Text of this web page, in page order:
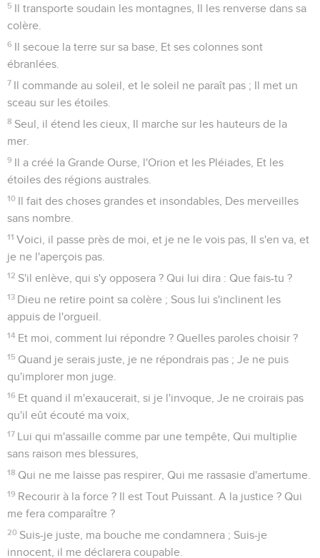
5 Il transporte soudain les montagnes, Il les renverse dans sa
colère.
6 Il secoue la terre sur sa base, Et ses colonnes sont
ébranlées.
7 Il commande au soleil, et le soleil ne paraît pas ; Il met un
sceau sur les étoiles.
8 Seul, il étend les cieux, Il marche sur les hauteurs de la
mer.
9 Il a créé la Grande Ourse, l'Orion et les Pléiades, Et les
étoiles des régions australes.
10 Il fait des choses grandes et insondables, Des merveilles
sans nombre.
11 Voici, il passe près de moi, et je ne le vois pas, Il s'en va, et
je ne l'aperçois pas.
12 S'il enlève, qui s'y opposera ? Qui lui dira : Que fais-tu ?
13 Dieu ne retire point sa colère ; Sous lui s'inclinent les
appuis de l'orgueil.
14 Et moi, comment lui répondre ? Quelles paroles choisir ?
15 Quand je serais juste, je ne répondrais pas ; Je ne puis
qu'implorer mon juge.
16 Et quand il m'exaucerait, si je l'invoque, Je ne croirais pas
qu'il eût écouté ma voix,
17 Lui qui m'assaille comme par une tempête, Qui multiplie
sans raison mes blessures,
18 Qui ne me laisse pas respirer, Qui me rassasie d'amertume.
19 Recourir à la force ? Il est Tout Puissant. A la justice ? Qui
me fera comparaître ?
20 Suis-je juste, ma bouche me condamnera ; Suis-je
innocent, il me déclarera coupable.